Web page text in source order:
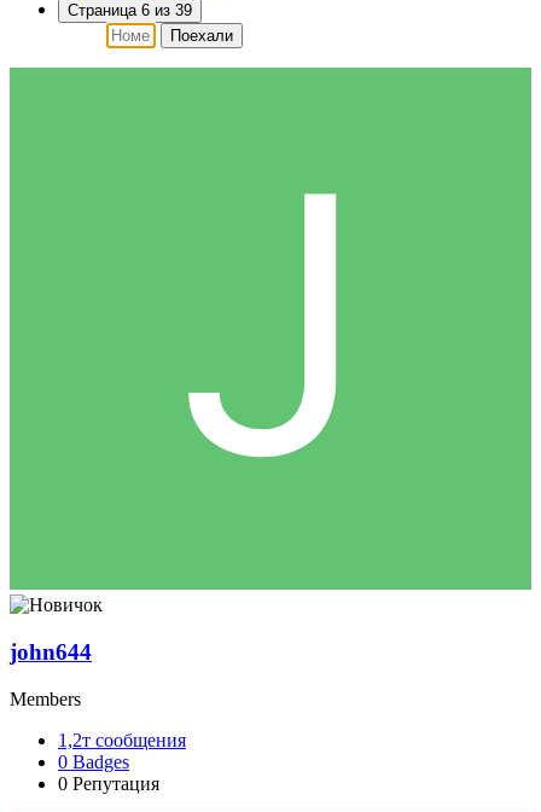
Страница 6 из 39
Поехали
john644
Members
1,2т сообщения
0 Badges
0 Репутация